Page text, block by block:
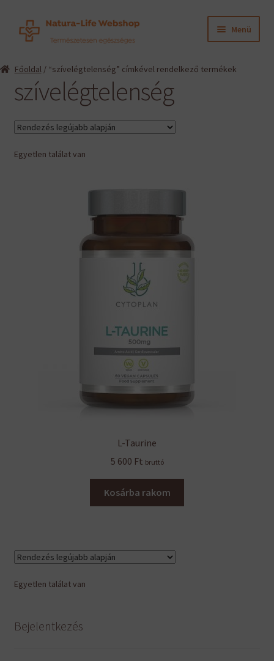
Ugrás
Kilépés
Menü
Információk
Gyártók
Hírek
Viszonteladók, szakembereknek
Főoldal/ “szívelégtelenség” címkével rendelkező termékek
szívelégtelenség
Egyetlen találat van
L-Taurine
5 600 Ft bruttó
Kosárba rakom
Egyetlen találat van
Bejelentkezés